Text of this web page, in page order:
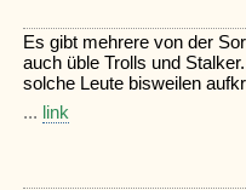
Es gibt mehrere von der
auch üble Trolls und
solche Leute bisweilen
... link